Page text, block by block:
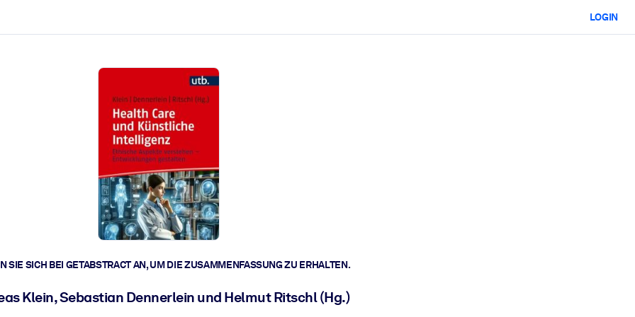
zu lösen und schneller zu handeln.
LOGIN
SIE SICH BEI GETABSTRACT AN, UM DIE ZUSAMMENFASSUNG ZU ERHALTEN.
Klein, Sebastian Dennerlein und Helmut Ritschl (Hg.)